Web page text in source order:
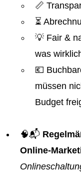
📏
⏳
💡 Fair &
was
💶
müssen
Budget
🧠📬
Online-